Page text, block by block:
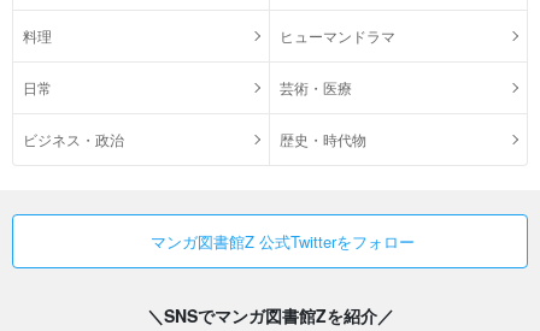
料理 ヒューマンドラマ
日常 芸術・医療
ビジネス・政治 歴史・時代物
マンガ図書館Z 公式Twitterをフォロー
＼SNSでマンガ図書館Zを紹介／